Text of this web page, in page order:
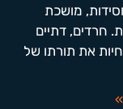
מושכת
חרדים, דתיים
את תורתו של